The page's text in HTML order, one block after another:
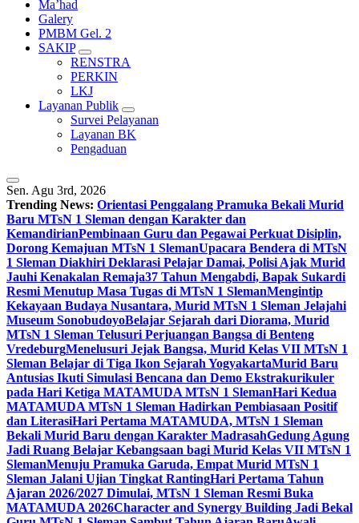
Ma’had
Galery
PMBM Gel. 2
SAKIP
RENSTRA
PERKIN
LKJ
Layanan Publik
Survei Pelayanan
Layanan BK
Pengaduan
Sen. Agu 3rd, 2026
Trending News: Orientasi Penggalang Pramuka Bekali Murid
Baru MTsN 1 Sleman dengan Karakter dan
KemandirianPembinaan Guru dan Pegawai Perkuat Disiplin,
Dorong Kemajuan MTsN 1 SlemanUpacara Bendera di MTsN
1 Sleman Diakhiri Deklarasi Pelajar Damai, Polisi Ajak Murid
Jauhi Kenakalan Remaja37 Tahun Mengabdi, Bapak Sukardi
Resmi Menutup Masa Tugas di MTsN 1 SlemanMengintip
Kekayaan Budaya Nusantara, Murid MTsN 1 Sleman Jelajahi
Museum SonobudoyoBelajar Sejarah dari Diorama, Murid
MTsN 1 Sleman Telusuri Perjuangan Bangsa di Benteng
VredeburgMenelusuri Jejak Bangsa, Murid Kelas VII MTsN 1
Sleman Belajar di Tiga Ikon Sejarah YogyakartaMurid Baru
Antusias Ikuti Simulasi Bencana dan Demo Ekstrakurikuler
pada Hari Ketiga MATAMUDA MTsN 1 SlemanHari Kedua
MATAMUDA MTsN 1 Sleman Hadirkan Pembiasaan Positif
dan LiterasiHari Pertama MATAMUDA, MTsN 1 Sleman
Bekali Murid Baru dengan Karakter MadrasahGedung Agung
Jadi Ruang Belajar Kebangsaan bagi Murid Kelas VII MTsN 1
SlemanMenuju Pramuka Garuda, Empat Murid MTsN 1
Sleman Jalani Ujian Tingkat RantingHari Pertama Tahun
Ajaran 2026/2027 Dimulai, MTsN 1 Sleman Resmi Buka
MATAMUDA 2026Character and Synergy Building Jadi Bekal